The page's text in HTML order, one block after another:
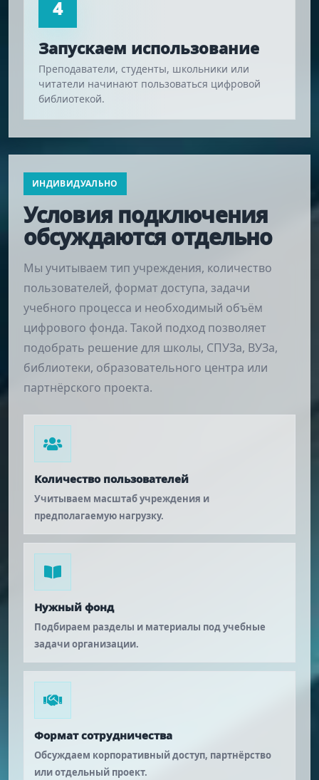
4
Запускаем использование
Преподаватели, студенты, школьники или
читатели начинают пользоваться цифровой
библиотекой.
ИНДИВИДУАЛЬНО
Условия подключения
обсуждаются отдельно
Мы учитываем тип учреждения, количество
пользователей, формат доступа, задачи
учебного процесса и необходимый объём
цифрового фонда. Такой подход позволяет
подобрать решение для школы, СПУЗа, ВУЗа,
библиотеки, образовательного центра или
партнёрского проекта.
Количество пользователей
Учитываем масштаб учреждения и
предполагаемую нагрузку.
Нужный фонд
Подбираем разделы и материалы под учебные
задачи организации.
Формат сотрудничества
Обсуждаем корпоративный доступ, партнёрство
или отдельный проект.